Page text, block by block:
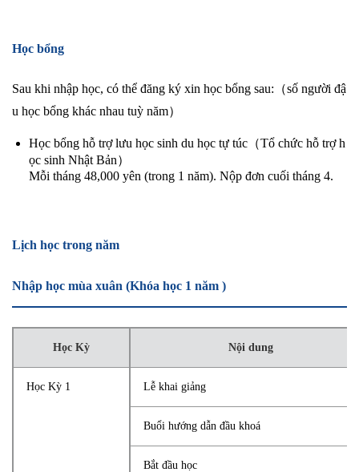
Học bổng
Sau khi nhập học, có thể đăng ký xin học bổng sau:（số người đậ
u học bổng khác nhau tuỳ năm）
Học bổng hỗ trợ lưu học sinh du học tự túc（Tổ chức hỗ trợ h
ọc sinh Nhật Bản）
Mỗi tháng 48,000 yên (trong 1 năm). Nộp đơn cuối tháng 4.
Lịch học trong năm
Nhập học mùa xuân (Khóa học 1 năm )
Học Kỳ Nội dung
Học Kỳ 1 Lễ khai giảng
Buổi hướng dẫn đầu khoá
Bắt đầu học